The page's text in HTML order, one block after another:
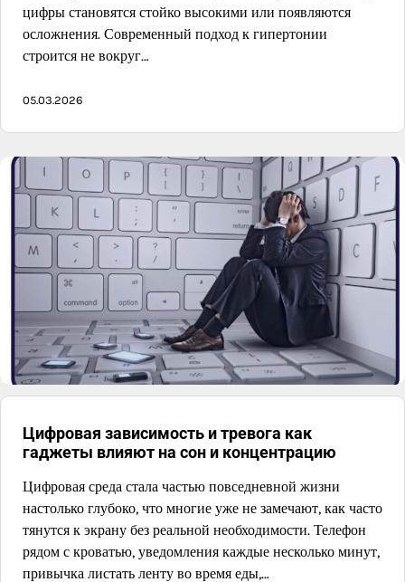
цифры становятся стойко высокими или появляются
осложнения. Современный подход к гипертонии
строится не вокруг…
05.03.2026
Цифровая зависимость и тревога как
гаджеты влияют на сон и концентрацию
Цифровая среда стала частью повседневной жизни
настолько глубоко, что многие уже не замечают, как часто
тянутся к экрану без реальной необходимости. Телефон
рядом с кроватью, уведомления каждые несколько минут,
привычка листать ленту во время еды,…